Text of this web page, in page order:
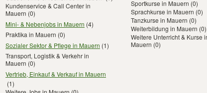
Kundenservice & Call Center in
Mauern (0)
Mini- & Nebenjobs in Mauern (4)
Praktika in Mauern (0)
Sozialer Sektor & Pflege in Mauern (1)
Transport, Logistik & Verkehr in
Mauern (0)
Vertrieb, Einkauf & Verkauf in Mauern
(1)
Sportkurse in Mauern (0)
Sprachkurse in Mauern (0)
Tanzkurse in Mauern (0)
Weiterbildung in Mauern (0)
Weitere Unterricht & Kurse
Mauern (0)